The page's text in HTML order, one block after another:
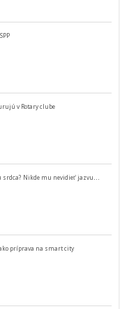
v Rotary clube
srdca? Nikde mu nevidieť jazvu…
príprava na smart city